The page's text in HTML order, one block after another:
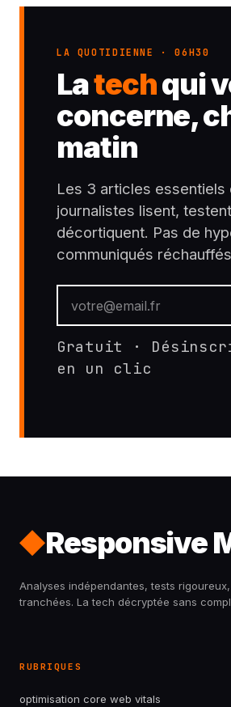
LA QUOTIDIENNE · 06H30
Latechqui
concerne,
matin
Les 3 articles essentiels
journalistes lisent,
décortiquent. Pas de
communiqués
Gratuit ·
en un clic
Responsive
Analyses indépendantes, tests
tranchées. La tech décryptée sans
RUBRIQUES
optimisation core web vitals